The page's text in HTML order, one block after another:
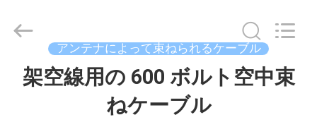
supplier.
Copyright
Luoyang
アンテナによって束ねられるケーブル
架空線用の 600 ボルト空中束
ねケーブル